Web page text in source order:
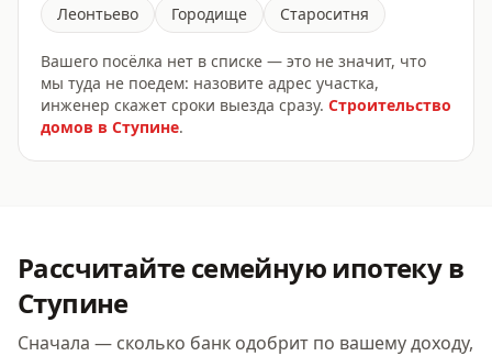
Леонтьево
Городище Староситня
Вашего посёлка нет в списке — это не значит, что
мы туда не поедем: назовите адрес участка,
инженер скажет сроки выезда сразу. Строительство
домов в Ступине.
Рассчитайтесемейную ипотеку в
Ступине
Сначала — сколько банк одобрит по вашему доходу,